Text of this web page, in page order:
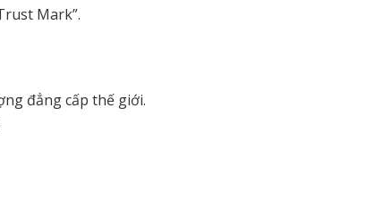
Mark”.
đẳng cấp thế giới.